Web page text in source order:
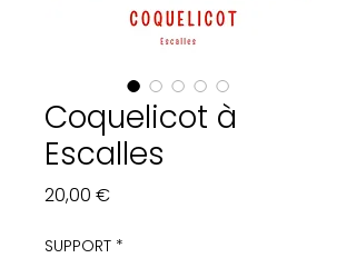
Coquelicot à
Escalles
20,00 €Prix
SUPPORT *